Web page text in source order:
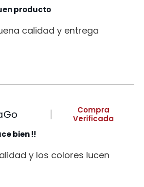
producto
calidad y entrega
Compra
Verificada
bien !!
y los colores lucen